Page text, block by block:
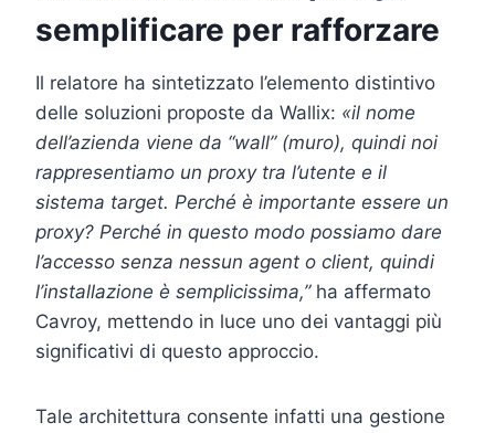
semplificare per rafforzare
Il relatore ha sintetizzato l’elemento distintivo
delle soluzioni proposte da Wallix: «il nome
dell’azienda viene da “wall” (muro), quindi noi
rappresentiamo un proxy tra l’utente e il
sistema target. Perché è importante essere un
proxy? Perché in questo modo possiamo dare
l’accesso senza nessun agent o client, quindi
l’installazione è semplicissima,”ha affermato
Cavroy, mettendo in luce uno dei vantaggi più
significativi di questo approccio.
Tale architettura consente infatti una gestione